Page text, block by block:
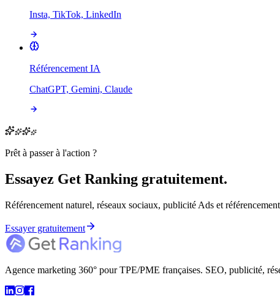
Insta, TikTok, LinkedIn
Référencement IA
ChatGPT, Gemini, Claude
Prêt à passer à l'action ?
Essayez Get Ranking gratuitement.
Référencement naturel, réseaux sociaux, publicité Ads et
Essayer gratuitement
Agence marketing 360° pour TPE/PME françaises. SEO, publicité,